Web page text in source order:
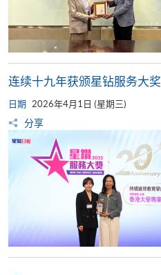
连续十九年获颁星钻服务大奖
日期 2026年4月1日 (星期三)
分享